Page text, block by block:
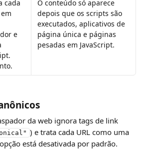
cada
e
O conteúdo só aparece
depois que os scripts são
executados, aplicativos de
página única e páginas
pesadas em JavaScript.
da web ignora tags de link
) e trata cada URL como uma
está desativada por padrão.